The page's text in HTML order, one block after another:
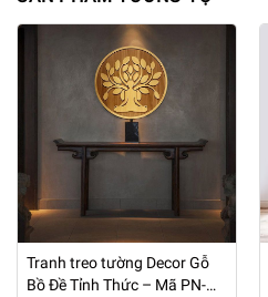
Tranh treo tường Decor Gỗ
Bồ Đề Tỉnh Thức – Mã PN-